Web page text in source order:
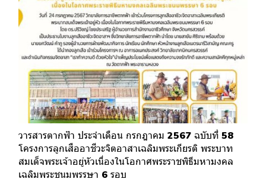
วารสารตากฟ้า ประจำเดือน กรกฎาคม 2567 ฉบับที่ 58
โครงการลูกเสืออาชีวะจิตอาสาเฉลิมพระเกียรติ พระบาท
สมเด็จพระเจ้าอยู่หัวเนื่องในโอกาศพระราชพิธีมหามงคล
เฉลิมพระชนมพรรษา 6 รอบ